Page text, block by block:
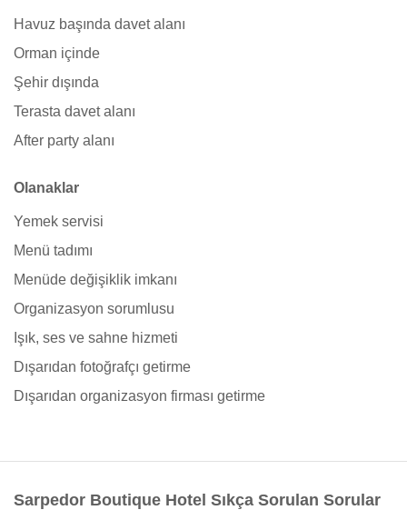
Havuz başında davet alanı
Orman içinde
Şehir dışında
Terasta davet alanı
After party alanı
Olanaklar
Yemek servisi
Menü tadımı
Menüde değişiklik imkanı
Organizasyon sorumlusu
Işık, ses ve sahne hizmeti
Dışarıdan fotoğrafçı getirme
Dışarıdan organizasyon firması getirme
Sarpedor Boutique Hotel Sıkça Sorulan Sorular